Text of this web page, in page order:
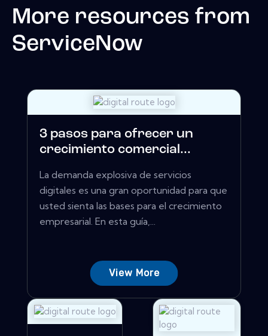
More resources from
ServiceNow
3 pasos para ofrecer un
crecimiento comercial...
La demanda explosiva de servicios
digitales es una gran oportunidad para que
usted sienta las bases para el crecimiento
empresarial. En esta guía,...
View More